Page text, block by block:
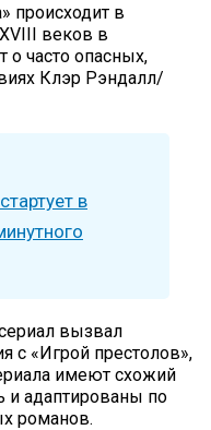
происходит в
веков в
о часто опасных,
Клэр Рэндалл/
в
вызвал
с «Игрой престолов»,
имеют схожий
и адаптированы по
романов.